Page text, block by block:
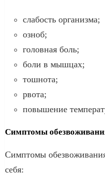
слабость организма;
озноб;
головная боль;
боли в мышцах;
тошнота;
рвота;
повышение
Симптомы
Симптомы
себя: